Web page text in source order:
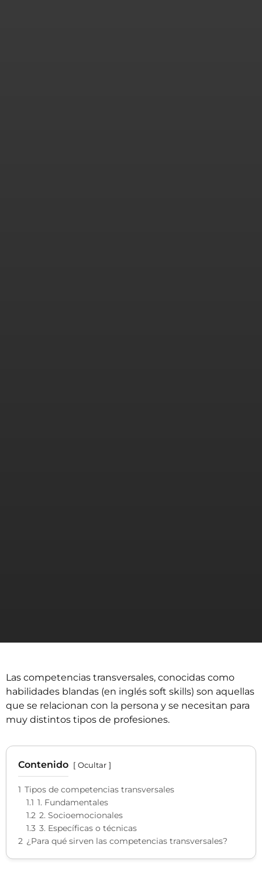
Las competencias transversales, conocidas como
habilidades blandas (en inglés soft skills) son aquellas
que se relacionan con la persona y se necesitan para
muy distintos tipos de profesiones.
Contenido Ocultar
1 Tipos de competencias transversales
1.1 1. Fundamentales
1.2 2. Socioemocionales
1.3 3. Específicas o técnicas
2 ¿Para qué sirven las competencias transversales?